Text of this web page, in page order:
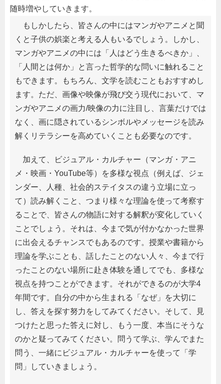
もしかしたら、皆さんの中にはマンガやアニメと聞
くと子供の娯楽と考える人もいるでしょう。しかし、
マンガやアニメの中には「人はどう生きるべきか」、
「人間とは何か」と言った哲学的な問いに触れること
もできます。もちろん、文学を読むこともおすすめし
ます。ただ、画像や映像が飛び交う現代において、マ
ンガやアニメの画力/映像の力に注目し、言葉だけでは
なく、画に隠されているシンボルやメッセージを読み
解くリテラシーを高めていくことも必要なのです。
加えて、ビジュアル・カルチャー（マンガ・アニ
メ・映画・YouTube等）を多様な視点（例えば、ジェ
ンダー、人種、社会的ステイタスの違う立場に立っ
て）読み解くこと、つまり様々な理論を使って考察す
ることで、皆さんの物語に対する解釈が変化していく
ことでしょう。それは、今まで気が付かなかった世界
に出会えるチャンスでもあるのです。授業や書籍から
理論を学ぶことも、話したことのない人々、今まで行
ったことのない場所に赴き体験を通してでも、多様な
視点を持つことができます。それができるのが大学4
年間です。自分の中から生まれる「なぜ」を大切に
し、答えを探す努力をしてみてください。そして、見
つけたと思った答えに対し、もう一度、本当にそうな
のかと疑ってみてください。問うて学ぶ、学んでまた
問う、一緒にビジュアル・カルチャーを使って「学
問」していきましょう。
随時増やしていきます。